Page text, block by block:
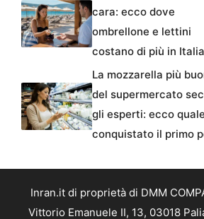
cara: ecco dove
ombrellone e lettini
costano di più in Italia
La mozzarella più
del supermercato
gli esperti: ecco
conquistato il primo
Inran.it di proprietà di DMM
Vittorio Emanuele II, 13, 03018